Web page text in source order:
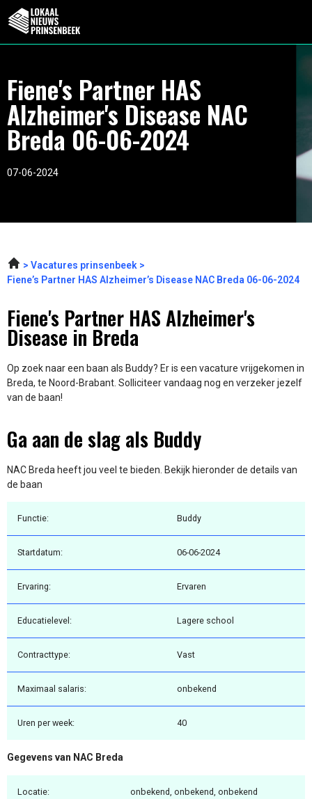
Fiene's Partner HAS
Alzheimer's Disease NAC
Breda 06-06-2024
07-06-2024
Vacatures prinsenbeek
Fiene’s Partner HAS Alzheimer’s Disease NAC Breda 06-06-2024
Fiene's Partner HAS Alzheimer's
Disease in Breda
Op zoek naar een baan als Buddy? Er is een vacature vrijgekomen in
Breda, te Noord-Brabant. Solliciteer vandaag nog en verzeker jezelf
van de baan!
Ga aan de slag als Buddy
NAC Breda heeft jou veel te bieden. Bekijk hieronder de details van
de baan
Functie: Buddy
Startdatum: 06-06-2024
Ervaring: Ervaren
Educatielevel: Lagere school
Contracttype: Vast
Maximaal salaris: onbekend
Uren per week: 40
Gegevens van NAC Breda
Locatie: onbekend, onbekend, onbekend